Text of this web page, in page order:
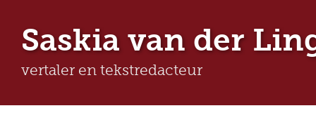
Saskia van der
vertaler en tekstredacteur